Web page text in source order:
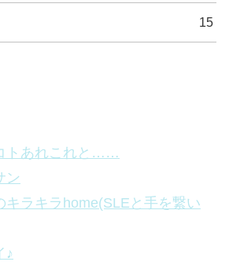
15
トあれこれと……
ン
キラキラhome(SLEと手を繋い
♪